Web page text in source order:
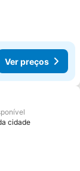
Ver preços
cidade